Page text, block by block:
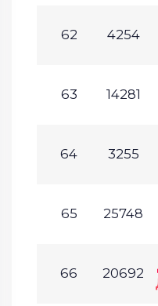
62 4254
63 14281
64 3255
65 25748
66 20692